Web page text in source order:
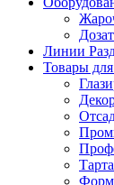
Линии
Товары